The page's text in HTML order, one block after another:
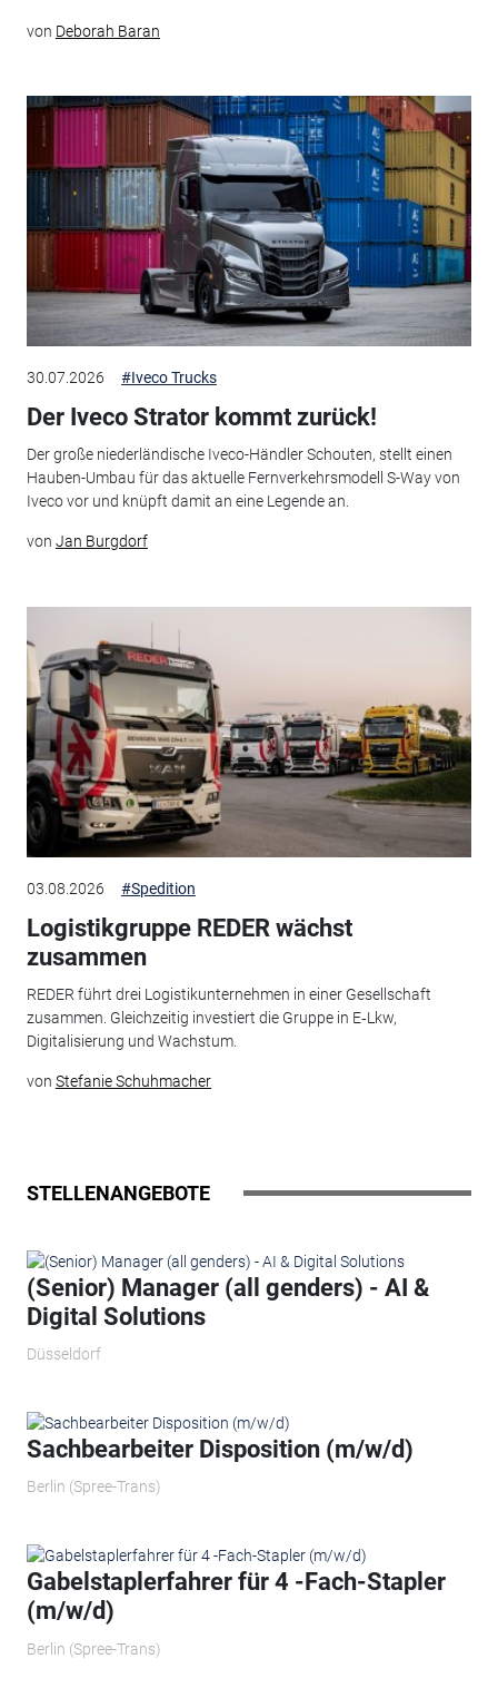
von Deborah Baran
30.07.2026 #Iveco Trucks
Der Iveco Strator kommt zurück!
Der große niederländische Iveco-Händler Schouten, stellt einen
Hauben-Umbau für das aktuelle Fernverkehrsmodell S-Way von
Iveco vor und knüpft damit an eine Legende an.
von Jan Burgdorf
03.08.2026 #Spedition
Logistikgruppe REDER wächst
zusammen
REDER führt drei Logistikunternehmen in einer Gesellschaft
zusammen. Gleichzeitig investiert die Gruppe in E‑Lkw,
Digitalisierung und Wachstum.
von Stefanie Schuhmacher
STELLENANGEBOTE
(Senior) Manager (all genders) - AI &
Digital Solutions
Düsseldorf
Sachbearbeiter Disposition (m/w/d)
Berlin (Spree-Trans)
Gabelstaplerfahrer für 4 -Fach-Stapler
(m/w/d)
Berlin (Spree-Trans)